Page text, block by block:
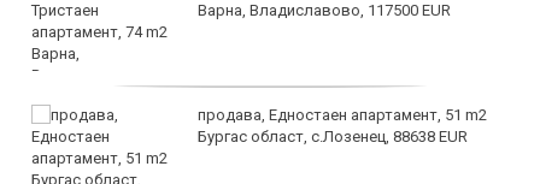
Варна, Владиславово, 117500 EUR
продава, Едностаен апартамент, 51 m2
Бургас област, с.Лозенец, 88638 EUR